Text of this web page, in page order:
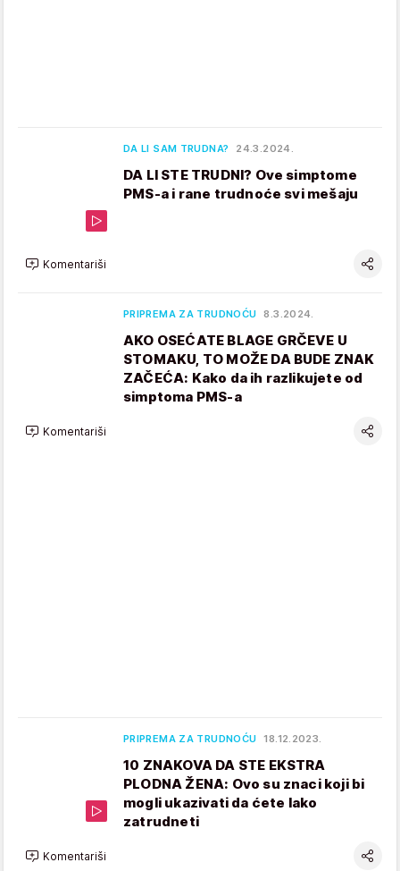
DA LI SAM TRUDNA? 24.3.2024.
DA LI STE TRUDNI? Ove simptome
PMS-a i rane trudnoće svi mešaju
Komentariši
PRIPREMA ZA TRUDNOĆU 8.3.2024.
AKO OSEĆATE BLAGE GRČEVE U
STOMAKU, TO MOŽE DA BUDE ZNAK
ZAČEĆA: Kako da ih razlikujete od
simptoma PMS-a
Komentariši
PRIPREMA ZA TRUDNOĆU 18.12.2023.
10 ZNAKOVA DA STE EKSTRA
PLODNA ŽENA: Ovo su znaci koji bi
mogli ukazivati da ćete lako
zatrudneti
Komentariši